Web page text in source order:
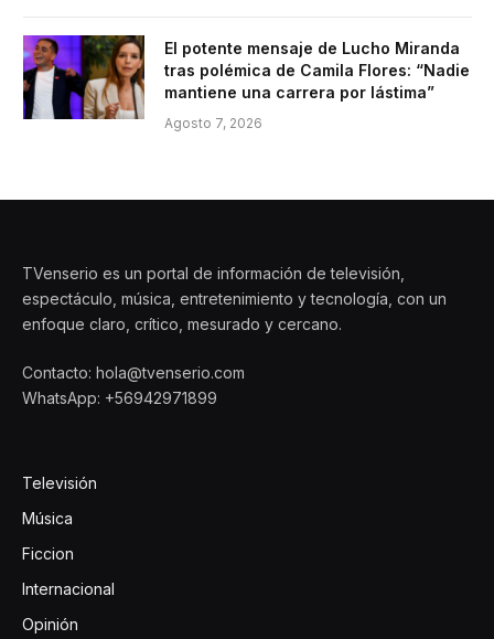
El potente mensaje de Lucho Miranda
tras polémica de Camila Flores: “Nadie
mantiene una carrera por lástima”
Agosto 7, 2026
TVenserio es un portal de información de televisión,
espectáculo, música, entretenimiento y tecnología, con un
enfoque claro, crítico, mesurado y cercano.
Contacto: hola@tvenserio.com
WhatsApp: +56942971899
Televisión
Música
Ficcion
Internacional
Opinión